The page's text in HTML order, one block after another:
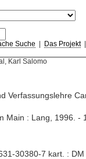
Suche Das Projekt|
Karl Salomo
Verfassungslehre
Main : Lang, 1996. -
30380-7 kart. :